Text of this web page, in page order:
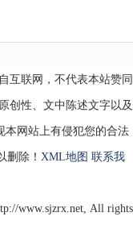
互联网，不代表本站赞同
创性、文中陈述文字以及
本网站上有侵犯您的合法
删除！ XML地图 联系我
www.sjzrx.net, All rights